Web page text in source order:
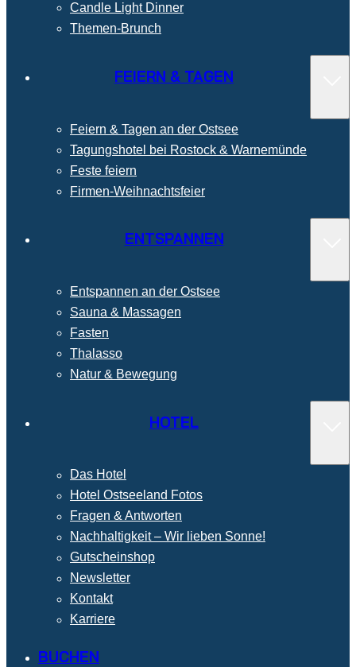
Candle Light Dinner
Themen-Brunch
FEIERN & TAGEN
Feiern & Tagen an der Ostsee
Tagungshotel bei Rostock & Warnemünde
Feste feiern
Firmen-Weihnachtsfeier
ENTSPANNEN
Entspannen an der Ostsee
Sauna & Massagen
Fasten
Thalasso
Natur & Bewegung
HOTEL
Das Hotel
Hotel Ostseeland Fotos
Fragen & Antworten
Nachhaltigkeit – Wir lieben Sonne!
Gutscheinshop
Newsletter
Kontakt
Karriere
BUCHEN